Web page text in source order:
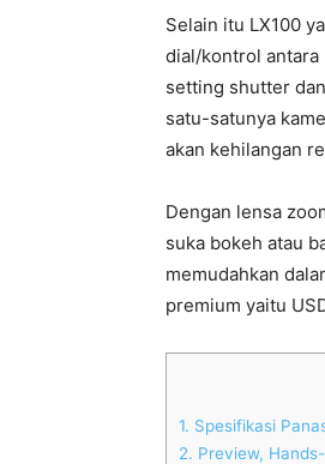
Selain itu LX100
dial/kontrol
setting shutter
satu-satunya
akan kehilangan
Dengan lensa
suka bokeh atau
memudahkan
premium yaitu
1. Spesifikasi
2. Preview,